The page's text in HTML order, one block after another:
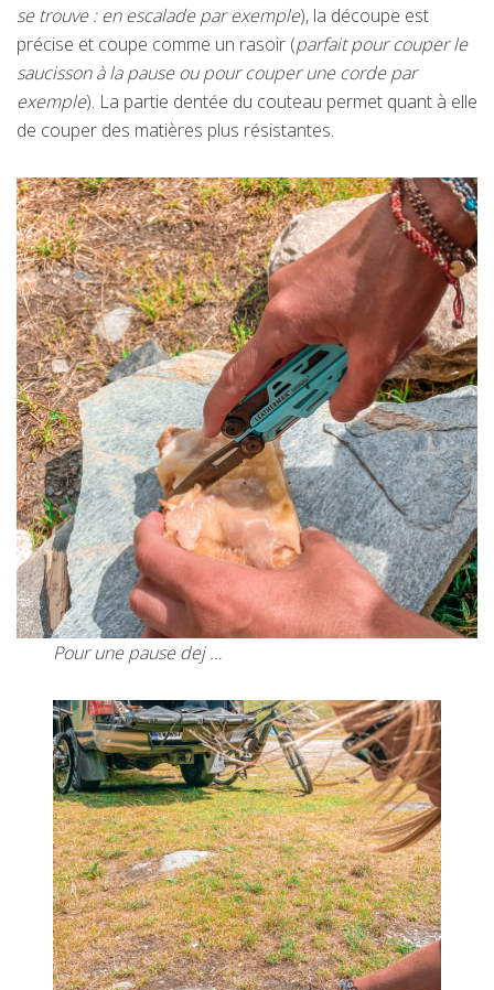
se trouve : en escalade par exemple), la découpe est
précise et coupe comme un rasoir (parfait pour couper le
saucisson à la pause ou pour couper une corde par
exemple). La partie dentée du couteau permet quant à elle
de couper des matières plus résistantes.
Pour une pause dej …